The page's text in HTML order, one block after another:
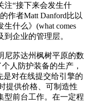
注“接下来会发生什
作者Matt Danford比以
什么》(what comes
企业的管理层。
苏达州枫树平原的数
人防护装备的生产，
是对在线提交给引擎的
提供价格、可制造性
型前台工作。在一定程